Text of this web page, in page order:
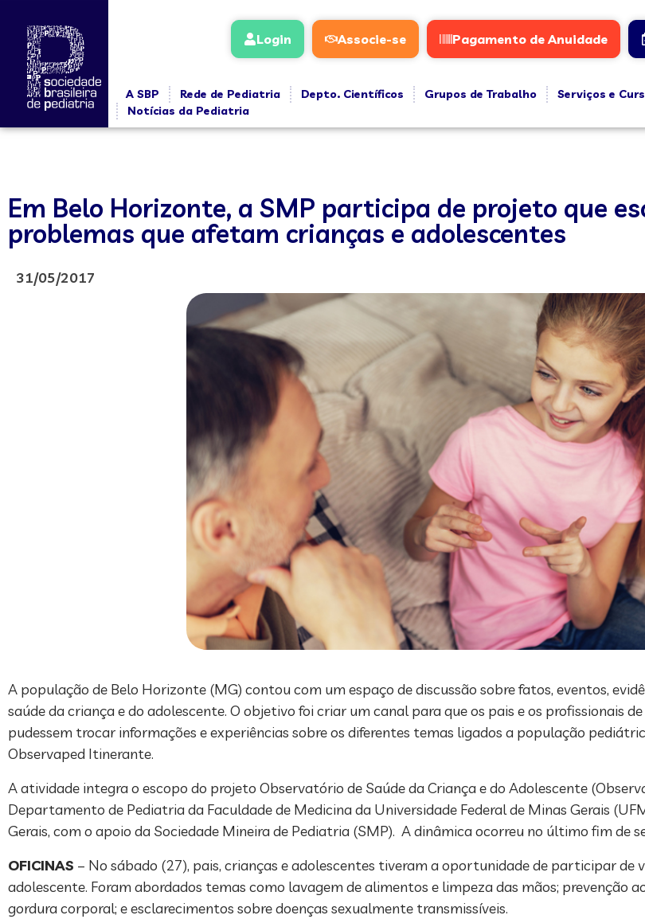
Login Associe-se Pagamento de Anuidade
A SBP Rede de Pediatria Depto. Científicos Grupos de Trabalho Serviços e
Notícias da Pediatria
Em Belo Horizonte, a SMP participa de projeto que
problemas que afetam crianças e adolescentes
31/05/2017
A população de Belo Horizonte (MG) contou com um espaço de discussão sobre fatos, eventos,
saúde da criança e do adolescente. O objetivo foi criar um canal para que os pais e os profissionais
pudessem trocar informações e experiências sobre os diferentes temas ligados a população
Observaped Itinerante.
A atividade integra o escopo do projeto Observatório de Saúde da Criança e do Adolescente
Departamento de Pediatria da Faculdade de Medicina da Universidade Federal de Minas Gerais
Gerais, com o apoio da Sociedade Mineira de Pediatria (SMP). A dinâmica ocorreu no último fim de
OFICINAS – No sábado (27), pais, crianças e adolescentes tiveram a oportunidade de participar de
adolescente. Foram abordados temas como lavagem de alimentos e limpeza das mãos; prevenção
gordura corporal; e esclarecimentos sobre doenças sexualmente transmissíveis.